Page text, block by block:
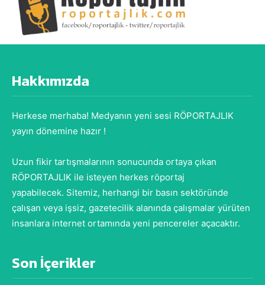
Hakkımızda
Herkese merhaba! Medyanın yeni sesi RÖPORTAJLIK
yayın dönemine hazır !
Uzun fikir tartışmalarının sonucunda ortaya çıkan
RÖPORTAJLIK ile isteyen herkes röportaj
yapabilecek. Sitemiz, herhangi bir basın sektöründe
çalışan veya işsiz, gazetecilik alanında çalışmalar yürüten
insanlara internet ortamında yeni pencereler açacaktır.
Son İçerikler